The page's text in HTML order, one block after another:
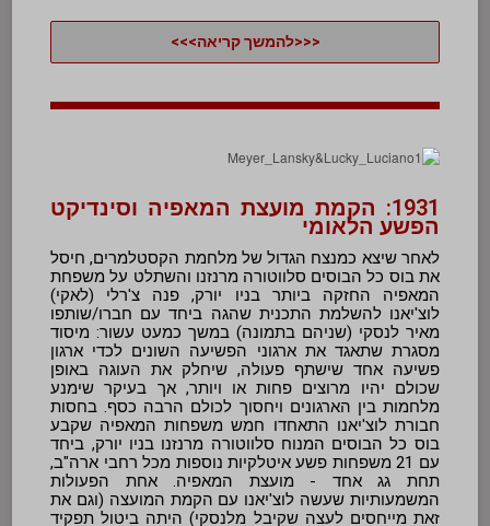
<<<להמשך קריאה>>>
1931: הקמת מועצת המאפיה וסינדיקט
הפשע הלאומי
לאחר שיצא כמנצח הגדול של מלחמת הקסטלמרים, חיסל
את בוס כל הבוסים סלווטורה מרנזנו והשתלט על משפחת
המאפיה החזקה ביותר בניו יורק, פנה צ'רלי (לאקי)
לוצ'יאנו להשלמת התכנית שהגה ביחד עם חברו/שותפו
מאיר לנסקי (שניהם בתמונה) במשך כמעט עשור: מיסוד
מסגרת שתאגד את ארגוני הפשיעה השונים לכדי ארגון
פשיעה אחד שישתף פעולה, שיחלק את העוגה באופן
שכולם יהיו מרוצים פחות או ויותר, אך בעיקר שימנע
מלחמות בין הארגונים ויחסוך לכולם הרבה כסף. בחסות
חבורת לוצ'יאנו התאחדו חמש משפחות המאפיה שקבע
בוס כל הבוסים המנוח סלווטורה מרנזנו בניו יורק, ביחד
עם 21 משפחות פשע איטלקיות נוספות מכל רחבי ארה"ב,
תחת גג אחד - מועצת המאפיה. אחת הפעולות
המשמעותיות שעשה לוצ'יאנו עם הקמת המועצה (וגם את
זאת מייחסים לעצה שקיבל מלנסקי) היתה ביטול תפקיד